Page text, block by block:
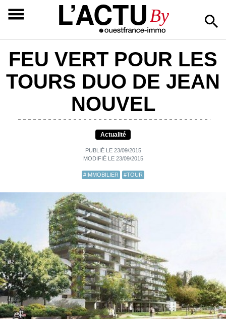
L’ACTUBy
FEU VERT POUR LES
TOURS DUO DE JEAN
NOUVEL
Actualité
PUBLIÉ LE 23/09/2015
MODIFIÉ LE 23/09/2015
#IMMOBILIER #TOUR